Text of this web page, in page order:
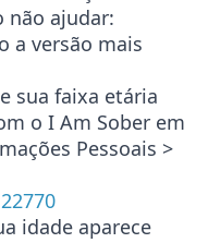
não ajudar:
a versão mais
sua faixa etária
o I Am Sober em
Pessoais >
idade aparece